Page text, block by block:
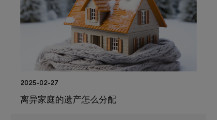
2025-02-27
离异家庭的遗产怎么分配